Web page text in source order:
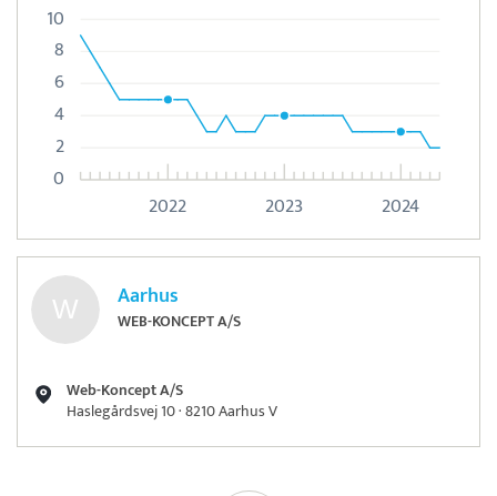
2022 2023 2024
0
2
4
6
8
10
Aarhus
WEB-KONCEPT A/S
Web-Koncept A/S
Haslegårdsvej 10 · 8210 Aarhus V